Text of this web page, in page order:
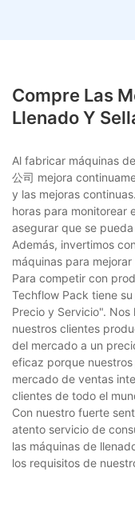
Compre Las
Llenado Y
Al fabricar máquinas
公司 mejora
y las mejoras
horas para monitorear
asegurar que se
Además, invertimos
máquinas para
Para competir con
Techflow Pack tiene
Precio y Servicio".
nuestros clientes
del mercado a un
eficaz porque
mercado de ventas
clientes de todo el
Con nuestro fuerte
atento servicio de
las máquinas de
los requisitos de